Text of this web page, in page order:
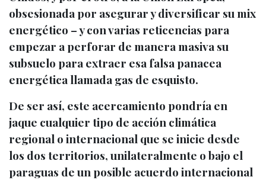
obsesionada por asegurar y diversificar su mix
energético – y con varias reticencias para
empezar a perforar de manera masiva su
subsuelo para extraer esa falsa panacea
energética llamada gas de esquisto.
De ser así, este acercamiento pondría en
jaque cualquier tipo de acción climática
regional o internacional que se inicie desde
los dos territorios, unilateralmente o bajo el
paraguas de un posible acuerdo internacional